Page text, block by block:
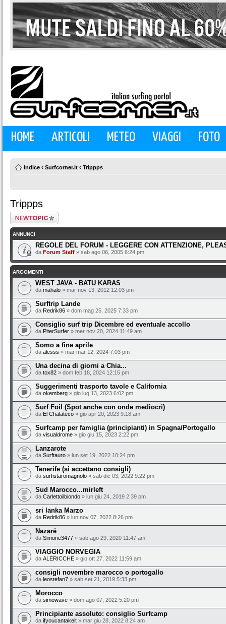
HOME ARTICOLI METEO VIAGGI FOTO
Indice ‹ Surfcorner.it ‹ Trippps
Trippps
Scrivi un nuovo
argomento
ANNUNCI
REGOLE DEL FORUM - LEGGERE CON ATTENZIONE,
da Forum Staff » sab ago 06, 2005 6:24 pm
ARGOMENTI
WEST JAVA - BATU KARAS
da mahalo » mar nov 13, 2012 12:03 pm
Surftrip Lande
da Redrik86 » dom mag 25, 2025 7:33 pm
Consiglio surf trip Dicembre ed eventuale accollo
da PiterSurfer » mer nov 20, 2024 11:49 am
Somo a fine aprile
da alesss » mar mar 12, 2024 7:03 pm
Una decina di giorni a Chia...
da tox82 » dom feb 18, 2024 12:15 pm
Suggerimenti trasporto tavole e California
da okemberg » gio lug 13, 2023 6:02 pm
Surf Foil (Spot anche con onde mediocri)
da El Chalateco » gio apr 20, 2023 9:18 am
Surfcamp per famiglia (principianti) in Spagna/Portogallo
da visualdrome » gio giu 15, 2023 2:22 pm
Lanzarote
da Surftauro » lun set 19, 2022 10:24 pm
Tenerife (si accettano consigli)
da surfistaromagnolo » sab dic 03, 2022 9:22 pm
Sud Marocco...mirleft
da Carlettoilbiondo » lun giu 24, 2019 2:39 pm
sri lanka Marzo
da Redrik86 » lun nov 07, 2022 8:26 pm
Nazaré
da Simone3477 » sab ago 29, 2020 11:47 am
VIAGGIO NORVEGIA
da ALERICCHE » gio ott 27, 2022 11:59 am
consigli novembre marocco o portogallo
da leostefan7 » sab set 21, 2019 5:33 pm
Morocco
da simowave » dom ago 07, 2022 5:20 pm
Principiante assoluto: consiglio Surfcamp
da ifyoucantakeit » mar giu 28, 2022 8:24 am